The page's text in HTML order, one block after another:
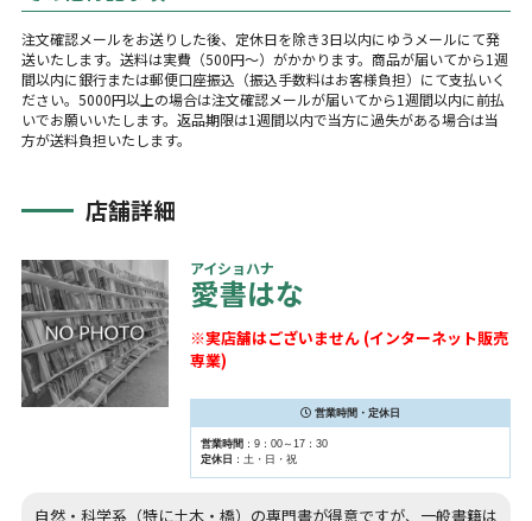
注文確認メールをお送りした後、定休日を除き3日以内にゆうメールにて発
送いたします。送料は実費（500円～）がかかります。商品が届いてから1週
間以内に銀行または郵便口座振込（振込手数料はお客様負担）にて支払いく
ださい。5000円以上の場合は注文確認メールが届いてから1週間以内に前払
いでお願いいたします。返品期限は1週間以内で当方に過失がある場合は当
方が送料負担いたします。
店舗詳細
アイショハナ
愛書はな
※実店舗はございません (インターネット販売
専業)
営業時間・定休日
営業時間 ：9：00～17：30
定休日 ：土・日・祝
自然・科学系（特に土木・橋）の専門書が得意ですが、一般書籍は